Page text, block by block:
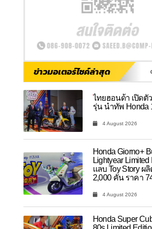
ข่าวมอเตอร์ไซค์ล่าสุด
ไทยฮอนด้า เปิดตั
รุ่น นำทัพ Honda
4 August 2026
Honda Giorno+
Lightyear
แลบ Toy Story ผ
2,000 คัน ราคา
4 August 2026
Honda Super